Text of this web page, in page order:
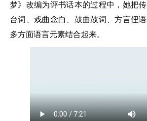
梦》改编为评书话本的过程中，她把
台词、戏曲念白、鼓曲鼓词、方言俚
多方面语言元素结合起来。